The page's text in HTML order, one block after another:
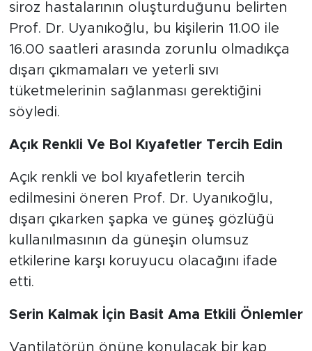
siroz hastalarının oluşturduğunu belirten
Prof. Dr. Uyanıkoğlu, bu kişilerin 11.00 ile
16.00 saatleri arasında zorunlu olmadıkça
dışarı çıkmamaları ve yeterli sıvı
tüketmelerinin sağlanması gerektiğini
söyledi.
Açık Renkli Ve Bol Kıyafetler Tercih Edin
Açık renkli ve bol kıyafetlerin tercih
edilmesini öneren Prof. Dr. Uyanıkoğlu,
dışarı çıkarken şapka ve güneş gözlüğü
kullanılmasının da güneşin olumsuz
etkilerine karşı koruyucu olacağını ifade
etti.
Serin Kalmak İçin Basit Ama Etkili Önlemler
Vantilatörün önüne konulacak bir kap